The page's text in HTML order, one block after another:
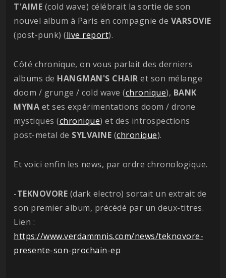
T'AIME (cold wave) célébrait la sortie de son
nouvel album à Paris en compagnie de VARSOVIE
(post-punk) (live report).
Côté chronique, on vous parlait des derniers
albums de HANGMAN'S CHAIR et son mélange
doom / grunge / cold wave (chronique), BANK
MYNA et ses expérimentations doom / drone
mystiques (chronique) et des introspections
post-metal de SYLVAINE (chronique).
Et voici enfin les news, par ordre chronologique.
-TEKNOVORE (dark electro) sortait un extrait de
son premier album, précédé par un deux-titres.
Lien :
https://www.verdammnis.com/news/teknovore-
presente-son-prochain-ep